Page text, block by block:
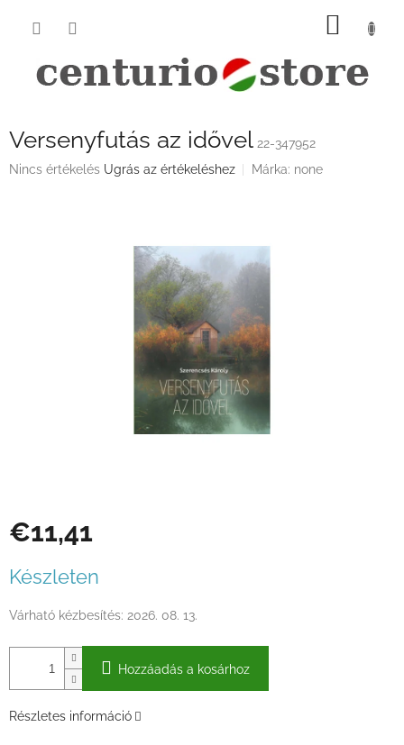
KOSÁR
Versenyfutás az idővel 22-347952
A
Nincs értékelés Ugrás az értékeléshez Márka: none
€11,41
Készleten
Várható kézbesítés: 2026. 08. 13.
Hozzáadás a kosárhoz
Részletes információ